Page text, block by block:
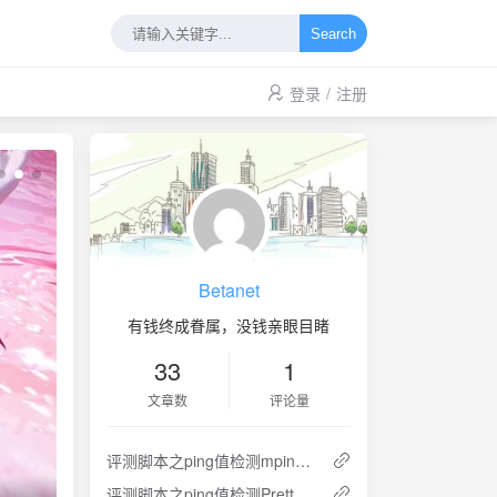
Search
登录 / 注册
Betanet
有钱终成眷属，没钱亲眼目睹
33
文章数
1
评论量
评测脚本之ping值检测mping-sh